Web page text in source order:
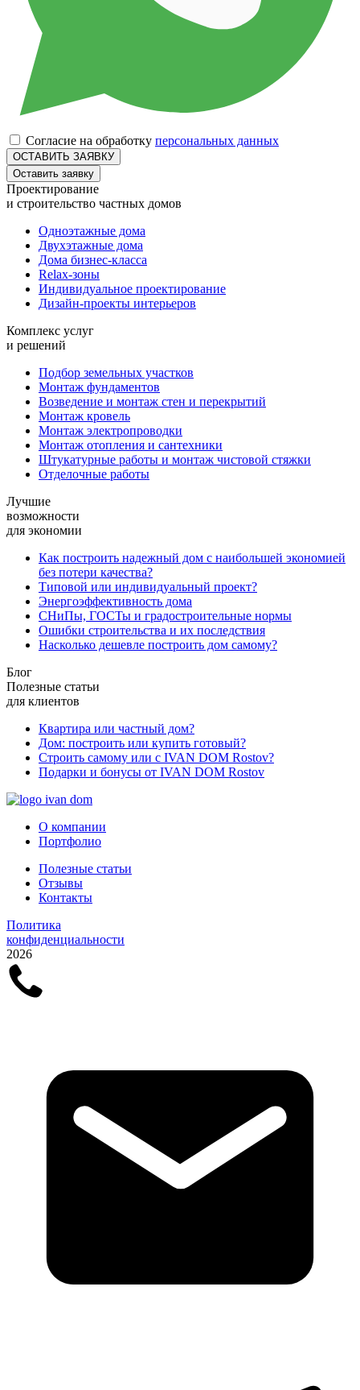
Согласие на обработку персональных данных
Оставить заявку
Проектирование
и строительство частных домов
Одноэтажные дома
Двухэтажные дома
Дома бизнес-класса
Relax-зоны
Индивидуальное проектирование
Дизайн-проекты интерьеров
Комплекс услуг
и решений
Подбор земельных участков
Монтаж фундаментов
Возведение и монтаж стен и перекрытий
Монтаж кровель
Монтаж электропроводки
Монтаж отопления и сантехники
Штукатурные работы и монтаж чистовой стяжки
Отделочные работы
Лучшие
возможности
для экономии
Как построить надежный дом с наибольшей экономией
без потери качества?
Типовой или индивидуальный проект?
Энергоэффективность дома
СНиПы, ГОСТы и градостроительные нормы
Ошибки строительства и их последствия
Насколько дешевле построить дом самому?
Блог
Полезные статьи
для клиентов
Квартира или частный дом?
Дом: построить или купить готовый?
Строить самому или с IVAN DOM Rostov?
Подарки и бонусы от IVAN DOM Rostov
О компании
Портфолио
Полезные статьи
Отзывы
Контакты
Политика
конфиденциальности
2026